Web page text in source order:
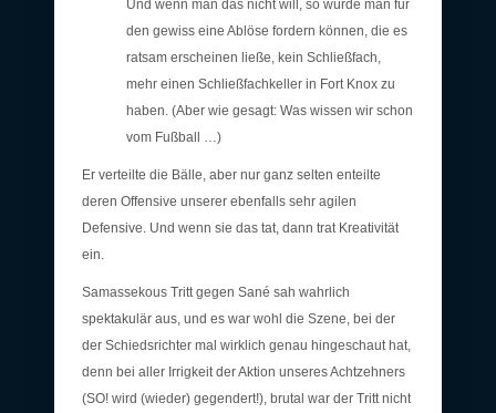
Und wenn man das nicht will, so würde man für
den gewiss eine Ablöse fordern können, die es
ratsam erscheinen ließe, kein Schließfach,
mehr einen Schließfachkeller in Fort Knox zu
haben. (Aber wie gesagt: Was wissen wir schon
vom Fußball …)
Er verteilte die Bälle, aber nur ganz selten enteilte
deren Offensive unserer ebenfalls sehr agilen
Defensive. Und wenn sie das tat, dann trat Kreativität
ein.
Samassekous Tritt gegen Sané sah wahrlich
spektakulär aus, und es war wohl die Szene, bei der
der Schiedsrichter mal wirklich genau hingeschaut hat,
denn bei aller Irrigkeit der Aktion unseres Achtzehners
(SO! wird (wieder) gegendert!), brutal war der Tritt nicht